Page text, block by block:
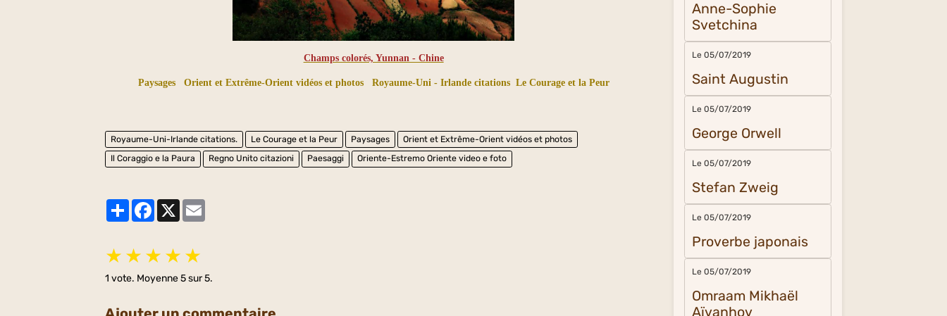
Champs colorés, Yunnan - Chine
Paysages Orient et Extrême-Orient vidéos et photos Royaume-Uni - Irlande citations Le Courage et la Peur
Royaume-Uni-Irlande citations. Le Courage et la Peur Paysages
Orient et Extrême-Orient vidéos et photos
Il Coraggio e la Paura
Regno Unito citazioni Paesaggi Oriente-Estremo Oriente video e foto
PartagerFacebook
X
★ ★ ★ ★ ★
1 vote. Moyenne5sur 5.
Anne-Sophie
Svetchina
Le 05/07/2019
Saint Augustin
Le 05/07/2019
George Orwell
Le 05/07/2019
Stefan Zweig
Le 05/07/2019
Proverbe japonais
Le 05/07/2019
Omraam Mikhaël
Aïvanhov